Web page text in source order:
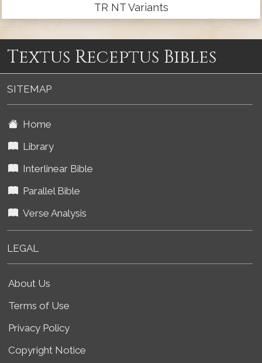
TR NT Variants
Textus Receptus Bibles
SITEMAP
Home
Library
Interlinear Bible
Parallel Bible
Verse Analysis
LEGAL
About Us
Terms of Use
Privacy Policy
Copyright Notice